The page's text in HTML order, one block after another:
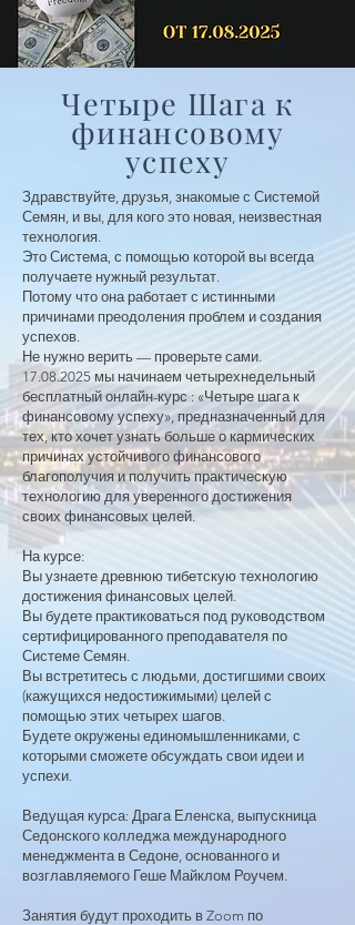
Четыре Шага к
финансовому
успеху
Здравствуйте, друзья, знакомые с Системой
Семян, и вы, для кого это новая, неизвестная
технология.
Это Система, с помощью которой вы всегда
получаете нужный результат.
Потому что она работает с истинными
причинами преодоления проблем и создания
успехов.
Не нужно верить — проверьте сами.
17.08.2025 мы начинаем четырехнедельный
бесплатный онлайн-курс : «Четыре шага к
финансовому успеху», предназначенный для
тех, кто хочет узнать больше о кармических
причинах устойчивого финансового
благополучия и получить практическую
технологию для уверенного достижения
своих финансовых целей.
На курсе:
Вы узнаете древнюю тибетскую технологию
достижения финансовых целей.
Вы будете практиковаться под руководством
сертифицированного преподавателя по
Системе Семян.
Вы встретитесь с людьми, достигшими своих
(кажущихся недостижимыми) целей с
помощью этих четырех шагов.
Будете окружены единомышленниками, с
которыми сможете обсуждать свои идеи и
успехи.
Ведущая курса: Драга Еленска, выпускница
Седонского колледжа международного
менеджмента в Седоне, основанного и
возглавляемого Геше Майклом Роучем.
Занятия будут проходить в Zoom по